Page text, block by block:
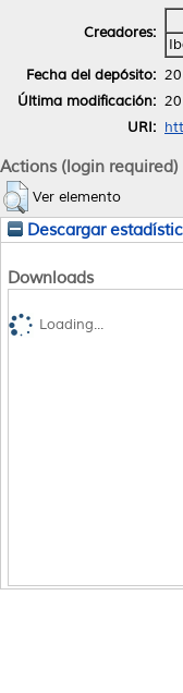
Creadores:
Fecha del depósito:
Última modificación:
URI:
Actions (login required)
Ver elemento
Descargar
Downloads
Loading...